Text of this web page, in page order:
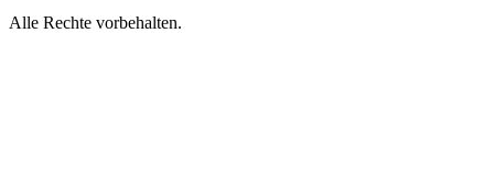
Alle Rechte vorbehalten.